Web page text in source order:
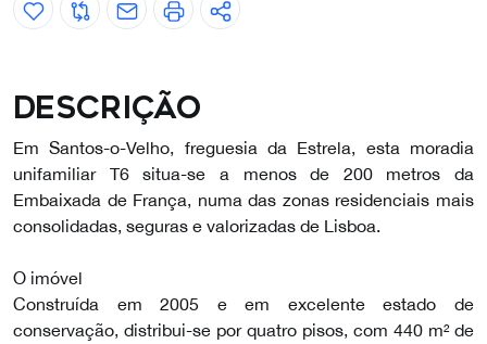
Descrição
Em Santos-o-Velho, freguesia da Estrela, esta moradia
unifamiliar T6 situa-se a menos de 200 metros da
Embaixada de França, numa das zonas residenciais mais
consolidadas, seguras e valorizadas de Lisboa.
O imóvel
Construída em 2005 e em excelente estado de
conservação, distribui-se por quatro pisos, com 440 m² de